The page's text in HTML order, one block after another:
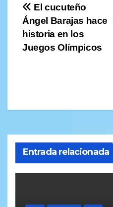
Navegación
de
entradas
El cucuteño
Ángel Barajas hace
historia en los
Juegos Olímpicos
Entrada relacionada